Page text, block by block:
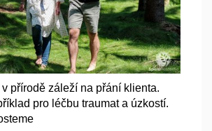
přírodě záleží na přání klienta.
pro léčbu traumat a úzkostí.